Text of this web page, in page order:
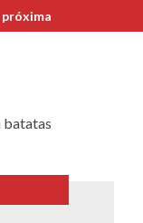
próxima
batatas